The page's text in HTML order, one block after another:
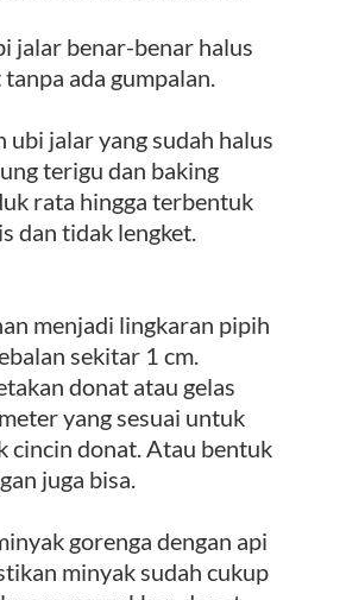
jalar benar-benar halus
ada gumpalan.
ubi jalar yang sudah halus
terigu dan baking
rata hingga terbentuk
dan tidak lengket.
menjadi lingkaran pipih
sekitar 1 cm.
donat atau gelas
yang sesuai untuk
cincin donat. Atau bentuk
juga bisa.
gorenga dengan api
minyak sudah cukup